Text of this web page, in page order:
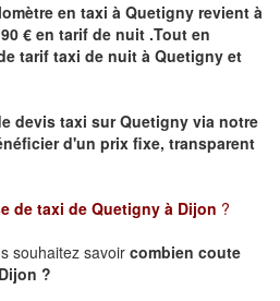
en taxi à Quetigny revient à
€ en tarif de nuit .Tout en
tarif taxi de nuit à Quetigny et
devis taxi surQuetigny via notre
d'un prix fixe, transparent
de taxi de Quetigny à Dijon ?
souhaitez savoir combien coute
?